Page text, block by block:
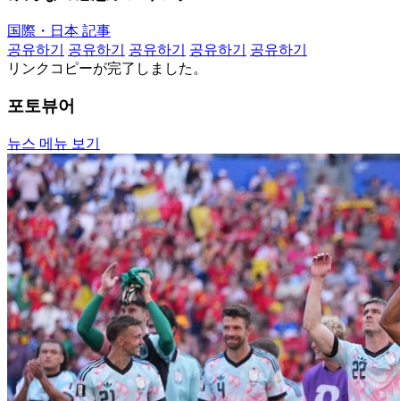
国際・日本 記事
공유하기
공유하기 공유하기 공유하기
공유하기
リンクコピーが完了しました。
포토뷰어
뉴스 메뉴 보기